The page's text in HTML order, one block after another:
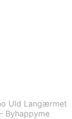
Uld Langærmet
Byhappyme